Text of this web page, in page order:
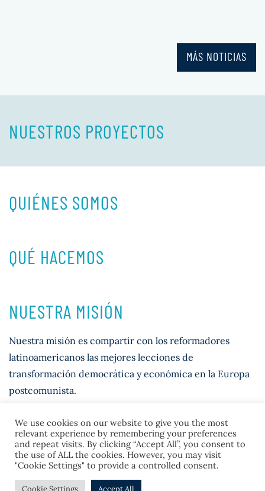
MÁS NOTICIAS
NUESTROS PROYECTOS
QUIÉNES SOMOS
QUÉ HACEMOS
NUESTRA MISIÓN
Nuestra misión es compartir con los reformadores
latinoamericanos las mejores lecciones de
transformación democrática y económica en la Europa
postcomunista.
© 2026 Casla Institute
We use cookies on our website to give you the most
relevant experience by remembering your preferences
and repeat visits. By clicking “Accept All”, you consent to
the use of ALL the cookies. However, you may visit
"Cookie Settings" to provide a controlled consent.
Cookie Settings Accept All